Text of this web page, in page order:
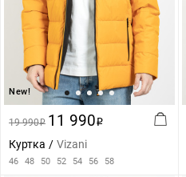
New!
19 990i 11 990i
Куртка Vizani
46 48 50 52 54 56 58